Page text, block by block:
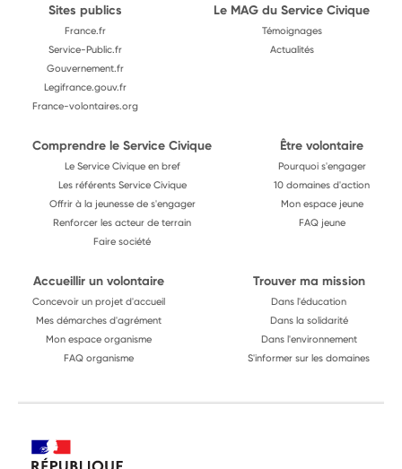
Sites publics
France.fr
Service-Public.fr
Gouvernement.fr
Legifrance.gouv.fr
France-volontaires.org
Le MAG du Service Civique
Témoignages
Actualités
Comprendre le Service Civique
Le Service Civique en bref
Les référents Service Civique
Offrir à la jeunesse de s'engager
Renforcer les acteur de terrain
Faire société
Être volontaire
Pourquoi s'engager
10 domaines d'action
Mon espace jeune
FAQ jeune
Accueillir un volontaire
Concevoir un projet d'accueil
Mes démarches d'agrément
Mon espace organisme
FAQ organisme
Trouver ma mission
Dans l'éducation
Dans la solidarité
Dans l'environnement
S'informer sur les domaines